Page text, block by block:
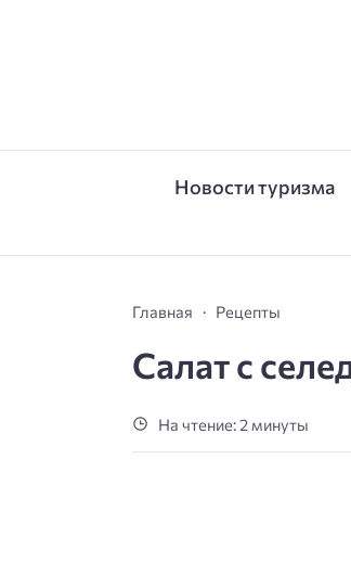
Новости туризма
Главная Рецепты
Салат с
На чтение: 2 минуты